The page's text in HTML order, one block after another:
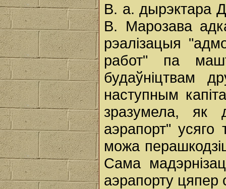
В. а. дырэктара
В. Марозава
рэалізацыя
работ" па
будаўніцтвам
наступным
зразумела, як
аэрапорт"
можа
Сама
аэрапорту цяпер